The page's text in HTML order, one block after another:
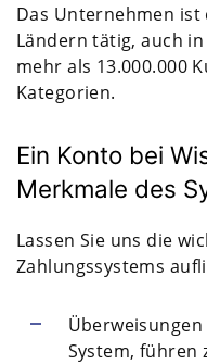
Das Unternehmen ist
Ländern tätig, auch
mehr als 13.000.000
Kategorien.
Ein Konto bei
Merkmale des
Lassen Sie uns die
Zahlungssystems
System, führen